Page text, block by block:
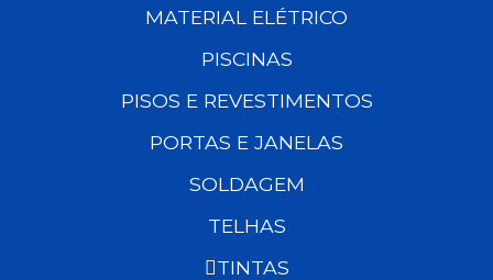
MATERIAL ELÉTRICO
PISCINAS
PISOS E REVESTIMENTOS
PORTAS E JANELAS
SOLDAGEM
TELHAS
TINTAS